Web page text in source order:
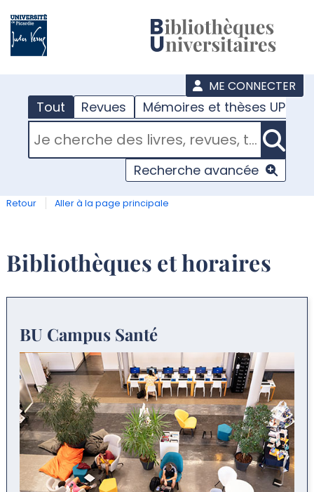
ME CONNECTER
Tout Revues Mémoires et thèses UPJV
RECHERCHER DANS "TOUT"
Recherche avancée
Retour Aller à la page principale
Bibliothèques et horaires
BU Campus Santé